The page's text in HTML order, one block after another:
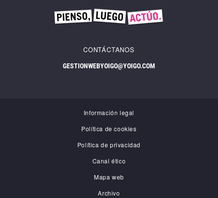
CONTÁCTANOS
GESTIONWEBYOIGO@YOIGO.COM
Información legal
Política de cookies
Política de privacidad
Canal ético
Mapa web
Archivo